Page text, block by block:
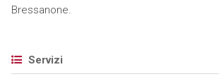
Bressanone.
Servizi